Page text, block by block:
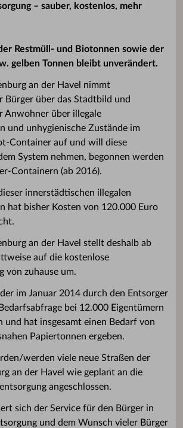
– sauber, kostenlos, mehr
Restmüll- und Biotonnen sowie der
gelben Tonnen bleibt unverändert.
an der Havel nimmt
Bürger über das Stadtbild und
Anwohner über illegale
und unhygienische Zustände im
Container auf und will diese
System nehmen, begonnen werden
Containern (ab 2016).
innerstädtischen illegalen
hat bisher Kosten von 120.000 Euro
an der Havel stellt deshalb ab
auf die kostenlose
von zuhause um.
im Januar 2014 durch den Entsorger
bei 12.000 Eigentümern
und hat insgesamt einen Bedarf von
Papiertonnen ergeben.
werden viele neue Straßen der
an der Havel wie geplant an die
angeschlossen.
sich der Service für den Bürger in
und dem Wunsch vieler Bürger